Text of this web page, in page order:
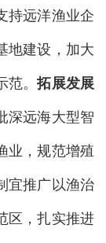
持远洋渔业企
地建设，加大
范。拓展发展
深远海大型智
业，规范增殖
宜推广以渔治
区，扎实推进